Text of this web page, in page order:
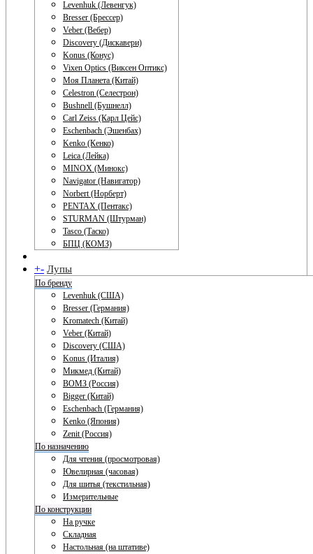
Levenhuk (Левенгук)
Bresser (Брессер)
Veber (Вебер)
Discovery (Дискавери)
Konus (Конус)
Vixen Optics (Виксен Оптикс)
Моя Планета (Китай)
Celestron (Селестрон)
Bushnell (Бушнелл)
Carl Zeiss (Карл Цейс)
Eschenbach (Эшенбах)
Kenko (Кенко)
Leica (Лейка)
MINOX (Минокс)
Navigator (Навигатор)
Norbert (Норберт)
PENTAX (Пентакс)
STURMAN (Штурман)
Tasco (Таско)
БПЦ (КОМЗ)
+- Лупы
По бренду
Levenhuk (США)
Bresser (Германия)
Kromatech (Китай)
Veber (Китай)
Discovery (США)
Konus (Италия)
Микмед (Китай)
ВОМЗ (Россия)
Bigger (Китай)
Eschenbach (Германия)
Kenko (Япония)
Zenit (Россия)
По назначению
Для чтения (просмотровая)
Ювелирная (часовая)
Для шитья (текстильная)
Измерительные
По конструкции
На ручке
Складная
Настольная (на штативе)